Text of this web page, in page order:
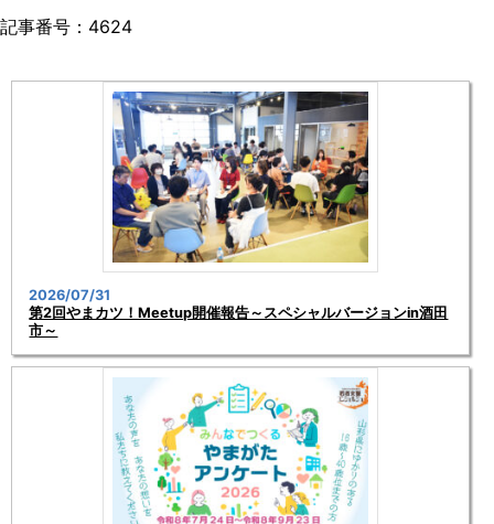
記事番号：4624
2026/07/31
第2回やまカツ！Meetup開催報告～スペシャルバージョンin酒田
市～